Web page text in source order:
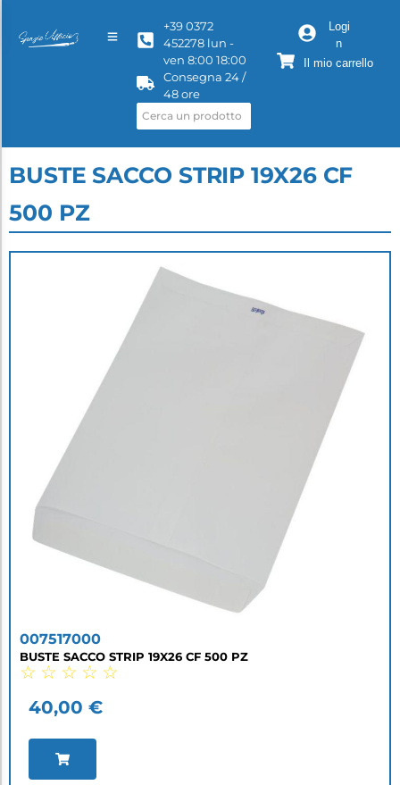
+39 0372
452278 lun -
ven 8:00 18:00
Consegna 24 /
48 ore
Logi
n
Il mio carrello
BUSTE SACCO STRIP 19X26 CF
500 PZ
007517000
BUSTE SACCO STRIP 19X26 CF 500 PZ
☆ ☆ ☆ ☆ ☆
40,00 €